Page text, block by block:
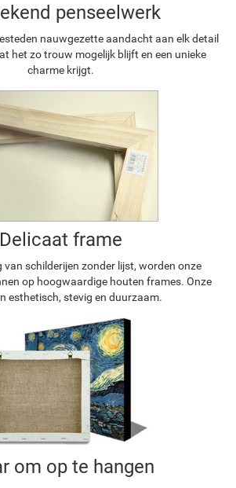
penseelwerk
nauwgezette aandacht aan elk detail
het zo trouw mogelijk blijft en een unieke
charme krijgt.
Delicaat frame
van schilderijen zonder lijst, worden onze
op hoogwaardige houten frames. Onze
esthetisch, stevig en duurzaam.
om op te hangen